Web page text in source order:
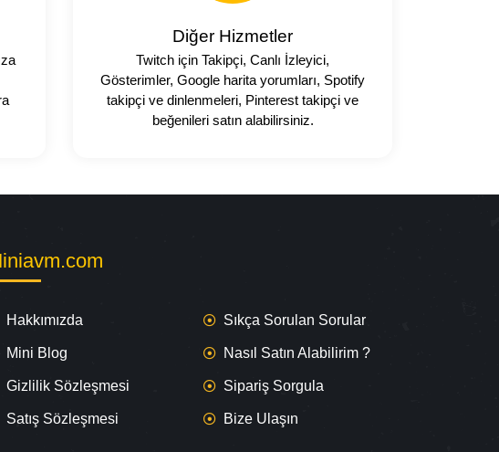
Diğer Hizmetler
Twitch için Takipçi, Canlı İzleyici,
Gösterimler, Google harita yorumları, Spotify
takipçi ve dinlenmeleri, Pinterest takipçi ve
beğenileri satın alabilirsiniz.
Hakkımızda
Mini Blog
Gizlilik Sözleşmesi
Satış Sözleşmesi
Sıkça Sorulan Sorular
Nasıl Satın Alabilirim ?
Sipariş Sorgula
Bize Ulaşın